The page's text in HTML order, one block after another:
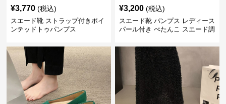
¥3,770 (税込)
スエード靴 ストラップ付きポイ
ンテッドトゥパンプス
¥3,200 (税込)
スエード靴 パンプス レディース
パール付き ぺたんこ スエード調